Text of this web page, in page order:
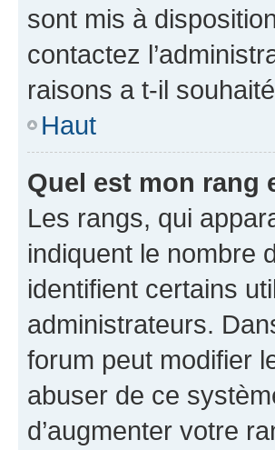
sont mis à
contactez
raisons a t-il
Haut
Quel est mon rang
Les rangs, qui
indiquent le nombre
identifient certains
administrateurs.
forum peut modifier
abuser de ce
d’augmenter votre